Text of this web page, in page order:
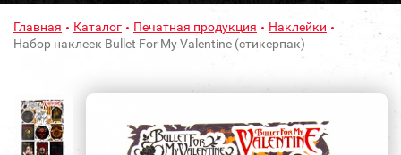
Главная Каталог Печатная продукция
Наклейки
Набор наклеек Bullet For My Valentine (стикерпак)